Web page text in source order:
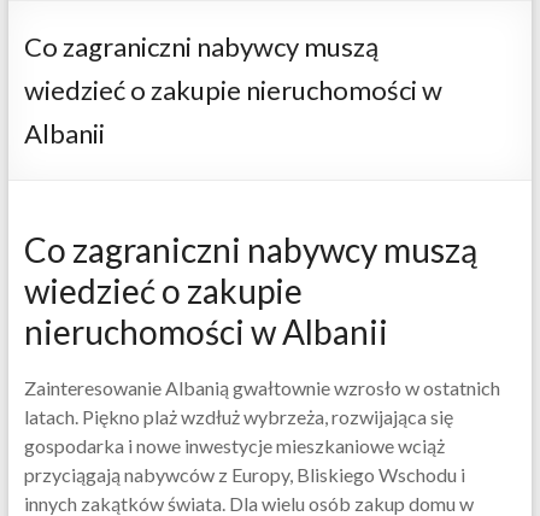
Co zagraniczni nabywcy muszą
wiedzieć o zakupie nieruchomości w
Albanii
Co zagraniczni nabywcy muszą
wiedzieć o zakupie
nieruchomości w Albanii
Zainteresowanie Albanią gwałtownie wzrosło w ostatnich
latach. Piękno plaż wzdłuż wybrzeża, rozwijająca się
gospodarka i nowe inwestycje mieszkaniowe wciąż
przyciągają nabywców z Europy, Bliskiego Wschodu i
innych zakątków świata. Dla wielu osób zakup domu w